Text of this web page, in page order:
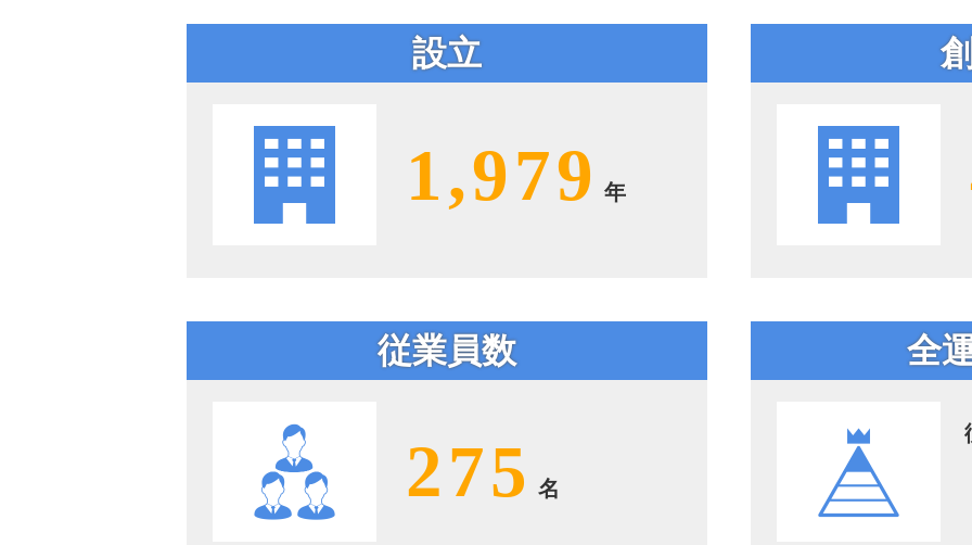
設立
1,979 年
従業員数
275 名
全